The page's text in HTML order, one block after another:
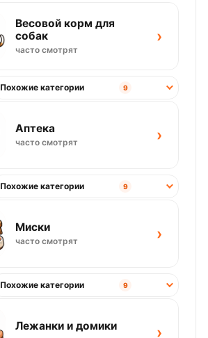
Весовой корм для
собак
часто смотрят
›
Похожие категории 9
Аптека
часто смотрят ›
Похожие категории 9
Миски
часто смотрят ›
Похожие категории 9
Лежанки и домики ›